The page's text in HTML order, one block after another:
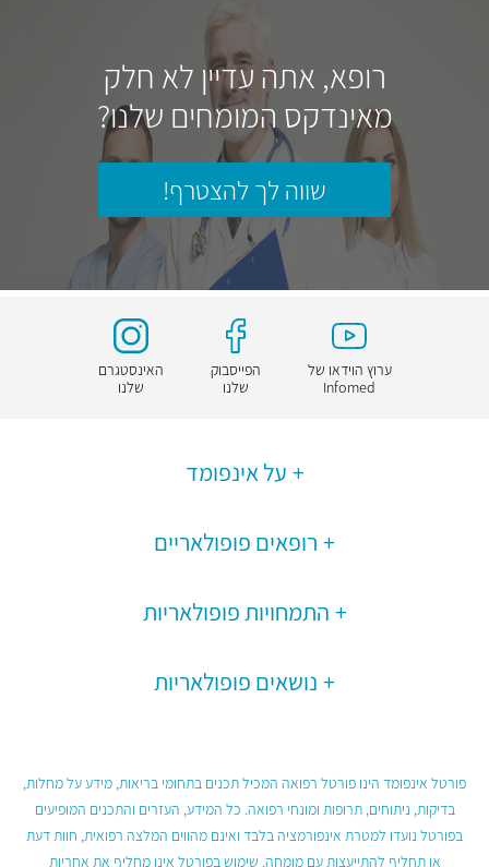
רופא, אתה עדיין לא חלק
מאינדקס המומחים שלנו?
שווה לך להצטרף!
ערוץ הוידאו של
Infomed
הפייסבוק
שלנו
האינסטגרם
שלנו
על אינפומד
רופאים פופולאריים
התמחויות פופולאריות
נושאים פופולאריות
פורטל אינפומד הינו פורטל רפואה המכיל תכנים בתחומי בריאות, מידע על מחלות,
בדיקות, ניתוחים, תרופות ומונחי רפואה. כל המידע, העזרים והתכנים המופיעים
בפורטל נועדו למטרת אינפורמציה בלבד ואינם מהווים המלצה רפואית, חוות דעת
או תחליף להתייעצות עם מומחה. שימוש בפורטל אינו מחליף את אחריות